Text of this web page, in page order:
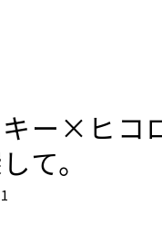
キー×ヒ
て。